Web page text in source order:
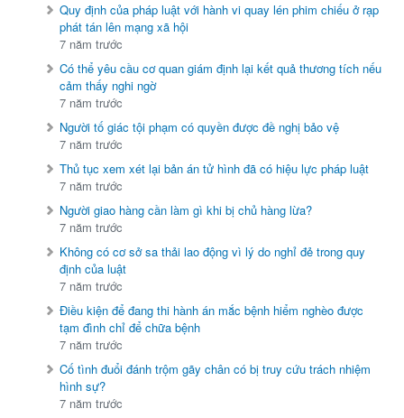
Quy định của pháp luật với hành vi quay lén phim chiếu ở rạp
phát tán lên mạng xã hội
7 năm trước
Có thể yêu cầu cơ quan giám định lại kết quả thương tích nếu
cảm thấy nghi ngờ
7 năm trước
Người tố giác tội phạm có quyền được đề nghị bảo vệ
7 năm trước
Thủ tục xem xét lại bản án tử hình đã có hiệu lực pháp luật
7 năm trước
Người giao hàng cần làm gì khi bị chủ hàng lừa?
7 năm trước
Không có cơ sở sa thải lao động vì lý do nghỉ đẻ trong quy
định của luật
7 năm trước
Điều kiện để đang thi hành án mắc bệnh hiểm nghèo được
tạm đình chỉ để chữa bệnh
7 năm trước
Cố tình đuổi đánh trộm gãy chân có bị truy cứu trách nhiệm
hình sự?
7 năm trước